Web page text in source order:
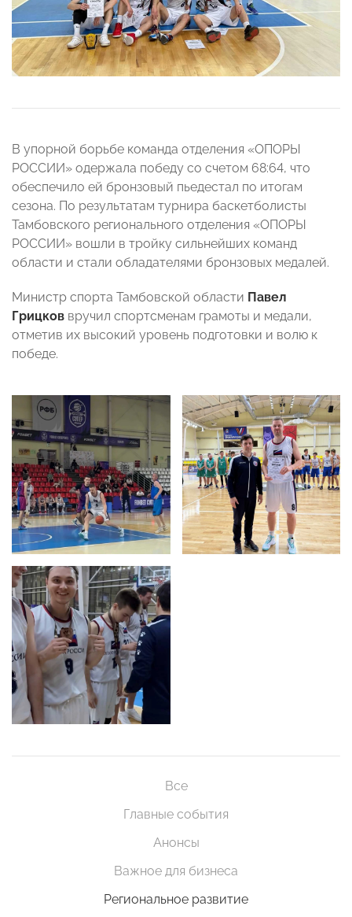
В упорной борьбе команда отделения «ОПОРЫ
РОССИИ» одержала победу со счетом 68:64, что
обеспечило ей бронзовый пьедестал по итогам
сезона. По результатам турнира баскетболисты
Тамбовского регионального отделения «ОПОРЫ
РОССИИ» вошли в тройку сильнейших команд
области и стали обладателями бронзовых медалей.
Министр спорта Тамбовской области Павел
Грицков вручил спортсменам грамоты и медали,
отметив их высокий уровень подготовки и волю к
победе.
Все
Главные события
Анонсы
Важное для бизнеса
Региональное развитие